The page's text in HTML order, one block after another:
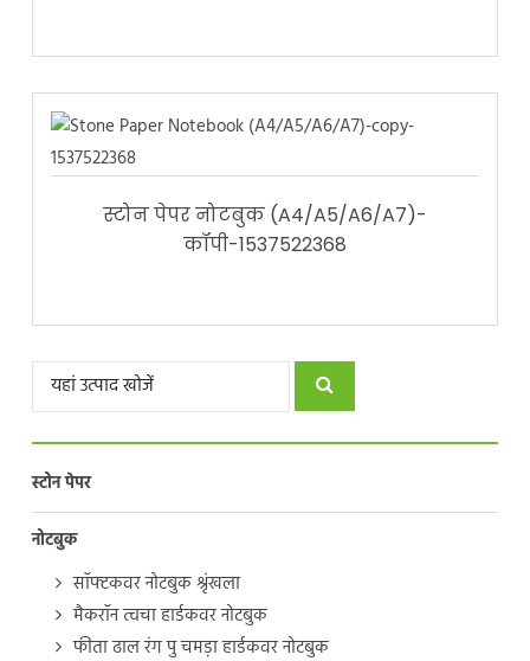
स्टोन पेपर नोटबुक (A4/A5/A6/A7)-
कॉपी-1537522368
स्टोन पेपर
नोटबुक
सॉफ्टकवर नोटबुक श्रृंखला
मैकरॉन त्वचा हार्डकवर नोटबुक
फीता ढाल रंग पु चमड़ा हार्डकवर नोटबुक